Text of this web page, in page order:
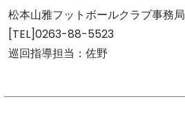
松本山雅フットボールクラブ事務局
[TEL]0263-88-5523
巡回指導担当：佐野